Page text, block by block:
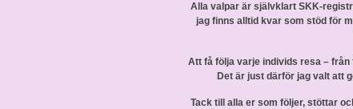
Alla valpar är självklart SKK-
jag finns alltid kvar som stöd för
Att få följa varje individs resa –
Det är just därför jag valt att
Tack till alla er som följer, stöttar